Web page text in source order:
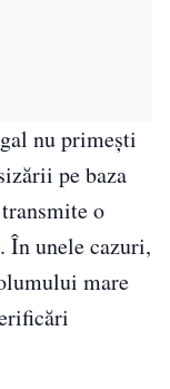
nu primești
pe baza
o
În unele cazuri,
mare